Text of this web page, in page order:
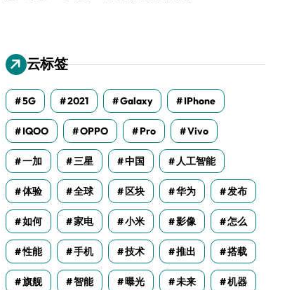
云标签
5G 2021 Galaxy IPhone
IQOO OPPO Pro Vivo
一加 三星 中国 人工智能
体验 全球 区块 华为 发布
如何 家电 小米 影像 怎么
性能 手机 技术 推出 搭载
旗舰 智能 曝光 未来 机器